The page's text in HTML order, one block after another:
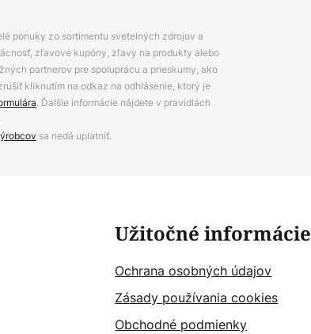
ponuky zo sortimentu svetelných zdrojov a
zľavové kupóny, zľavy na produkty alebo
partnerov pre spoluprácu a prieskumy, ako
kliknutím na odkaz na odhlásenie, ktorý je
. Ďalšie informácie nájdete v pravidlách
sa nedá uplatniť.
Užitočné informácie
Ochrana osobných údajov
Zásady používania cookies
Obchodné podmienky